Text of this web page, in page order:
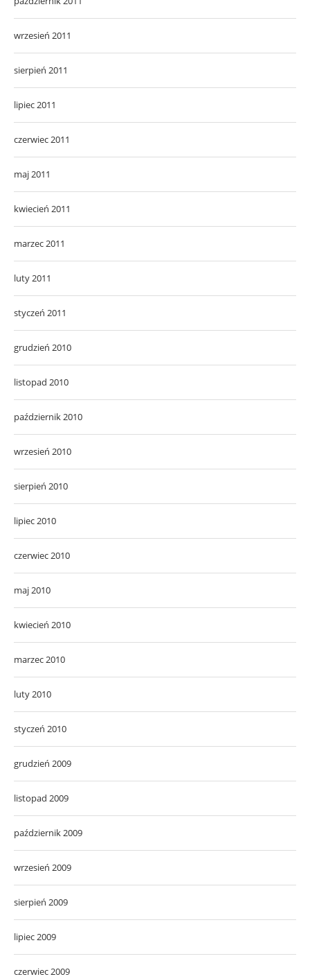
wrzesień 2011
sierpień 2011
lipiec 2011
czerwiec 2011
maj 2011
kwiecień 2011
marzec 2011
luty 2011
styczeń 2011
grudzień 2010
listopad 2010
październik 2010
wrzesień 2010
sierpień 2010
lipiec 2010
czerwiec 2010
maj 2010
kwiecień 2010
marzec 2010
luty 2010
styczeń 2010
grudzień 2009
listopad 2009
październik 2009
wrzesień 2009
sierpień 2009
lipiec 2009
czerwiec 2009